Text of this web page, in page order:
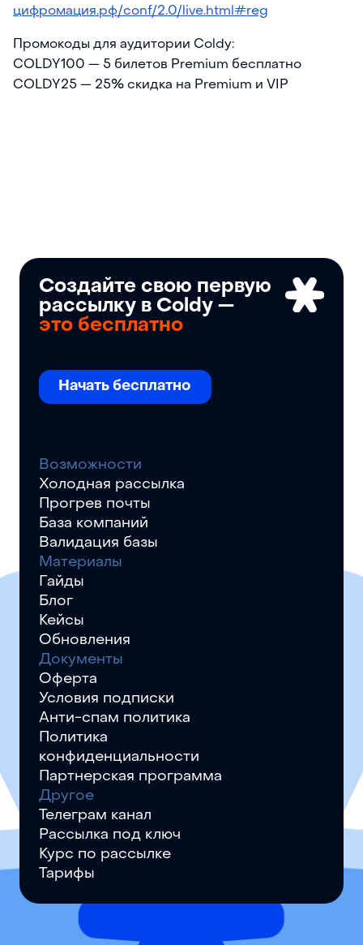
цифромация.рф/conf/2.0/live.html#reg
Промокоды для аудитории Coldy:
COLDY100 — 5 билетов Premium бесплатно
COLDY25 — 25% скидка на Premium и VIP
Создайте свою первую
рассылку в Coldy —
это бесплатно
Начать бесплатно
Возможности
Холодная рассылка
Прогрев почты
База компаний
Валидация базы
Материалы
Гайды
Блог
Кейсы
Обновления
Документы
Оферта
Условия подписки
Анти-спам политика
Политика
конфиденциальности
Партнерская программа
Другое
Телеграм канал
Рассылка под ключ
Курс по рассылке
Тарифы